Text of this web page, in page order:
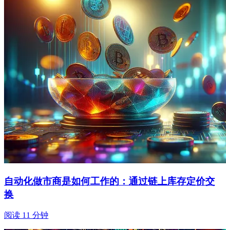
自动化做市商是如何工作的：通过链上库存定价交
换
阅读 11 分钟